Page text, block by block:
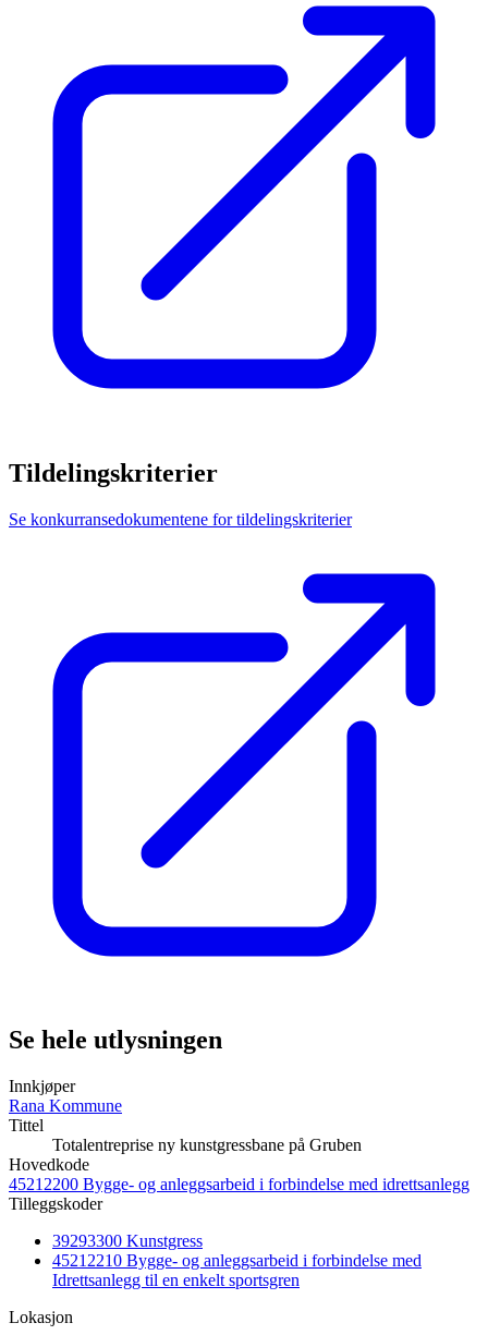
Tildelingskriterier
Se konkurransedokumentene for tildelingskriterier
Se hele utlysningen
Innkjøper
Rana Kommune
Tittel
Totalentreprise ny kunstgressbane på Gruben
Hovedkode
45212200 Bygge- og anleggsarbeid i forbindelse med idrettsanlegg
Tilleggskoder
39293300 Kunstgress
45212210 Bygge- og anleggsarbeid i forbindelse med
Idrettsanlegg til en enkelt sportsgren
Lokasjon